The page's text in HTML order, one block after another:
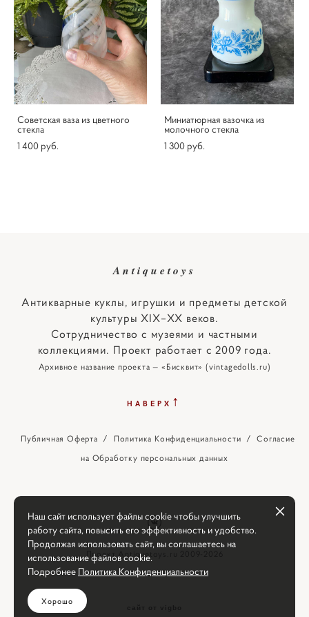
Советская ваза из цветного
стекла
1 400 pуб.
Миниатюрная вазочка из
молочного стекла
1 300 pуб.
Antiquetoys
Антикварные куклы, игрушки и предметы детской
культуры XIX–XX веков.
Сотрудничество с музеями и частными
коллекциями. Проект работает с 2009 года.
Архивное название проекта — «Бисквит» (vintagedolls.ru)
НАВЕРХ ↑
Публичная Оферта / Политика Конфиденциальности /Согласие
на Обработку персональных данных
Проект Antiquetoys.ru 2009-2026
Наш сайт использует файлы cookie чтобы улучшить
работу сайта, повысить его эффективность и удобство.
Продолжая использовать сайт, вы соглашаетесь на
использование файлов cookie.
Подробнее Политика Конфиденциальности
Хорошо